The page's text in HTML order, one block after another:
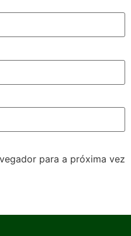
para a próxima vez